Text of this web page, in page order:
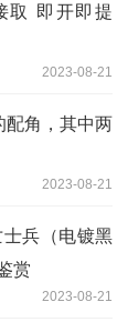
取 即开即提
2023-08-21
配角，其中两
2023-08-21
士兵（电镀黑
赏
2023-08-21